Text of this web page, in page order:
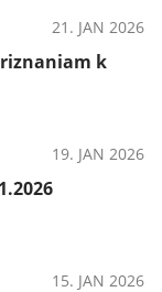
21. JAN 2026
k
19. JAN 2026
15. JAN 2026